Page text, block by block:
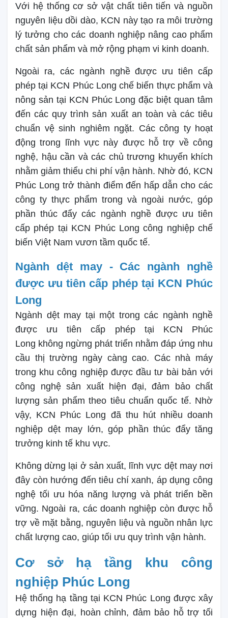
Với hệ thống cơ sở vật chất tiên tiến và nguồn
nguyên liệu dồi dào, KCN này tạo ra môi trường
lý tưởng cho các doanh nghiệp nâng cao phẩm
chất sản phẩm và mở rộng phạm vi kinh doanh.
Ngoài ra, các ngành nghề được ưu tiên cấp
phép tại KCN Phúc Long chế biến thực phẩm và
nông sản tại KCN Phúc Long đặc biệt quan tâm
đến các quy trình sản xuất an toàn và các tiêu
chuẩn vệ sinh nghiêm ngặt. Các công ty hoạt
động trong lĩnh vực này được hỗ trợ về công
nghệ, hậu cần và các chủ trương khuyến khích
nhằm giảm thiểu chi phí vận hành. Nhờ đó, KCN
Phúc Long trở thành điểm đến hấp dẫn cho các
công ty thực phẩm trong và ngoài nước, góp
phần thúc đẩy các ngành nghề được ưu tiên
cấp phép tại KCN Phúc Long công nghiệp chế
biến Việt Nam vươn tầm quốc tế.
Ngành dệt may - Các ngành nghề
được ưu tiên cấp phép tại KCN Phúc
Long
Ngành dệt may tại một trong các ngành nghề
được ưu tiên cấp phép tại KCN Phúc
Long không ngừng phát triển nhằm đáp ứng nhu
cầu thị trường ngày càng cao. Các nhà máy
trong khu công nghiệp được đầu tư bài bản với
công nghệ sản xuất hiện đại, đảm bảo chất
lượng sản phẩm theo tiêu chuẩn quốc tế. Nhờ
vậy, KCN Phúc Long đã thu hút nhiều doanh
nghiệp dệt may lớn, góp phần thúc đẩy tăng
trưởng kinh tế khu vực.
Không dừng lại ở sản xuất, lĩnh vực dệt may nơi
đây còn hướng đến tiêu chí xanh, áp dụng công
nghệ tối ưu hóa năng lượng và phát triển bền
vững. Ngoài ra, các doanh nghiệp còn được hỗ
trợ về mặt bằng, nguyên liệu và nguồn nhân lực
chất lượng cao, giúp tối ưu quy trình vận hành.
Cơ sở hạ tầng khu công
nghiệp Phúc Long
Hệ thống hạ tầng tại KCN Phúc Long được xây
dựng hiện đại, hoàn chỉnh, đảm bảo hỗ trợ tối